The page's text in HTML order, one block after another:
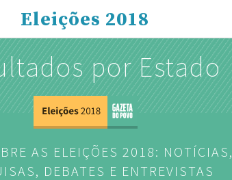
Eleições 2018
por Estado
AS ELEIÇÕES 2018: NOTÍCIAS,
DEBATES E ENTREVISTAS